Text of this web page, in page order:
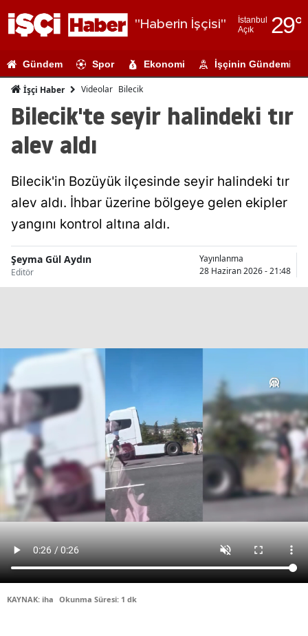
"Haberin İşçisi"
İstanbul
Açık
29°
Adıyaman
Ağrı
Ankara
Antalya
Aydın
Bingöl
Bitlis
Bolu
Burdur
Bursa
Çanakkale
Çankırı
Çorum
Denizli
Gündem Spor Ekonomi İşçinin Gündemi
İşçi Haber Videolar Bilecik
Bilecik'te seyir halindeki tır
alev aldı
Bilecik'in Bozüyük ilçesinde seyir halindeki tır
alev aldı. İhbar üzerine bölgeye gelen ekipler
yangını kontrol altına aldı.
Şeyma Gül Aydın
Editör
Yayınlanma
28 Haziran 2026 - 21:48
KAYNAK: iha Okunma Süresi: 1 dk